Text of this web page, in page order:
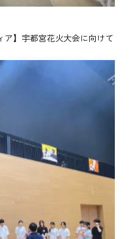
】宇都宮花火大会に向けて